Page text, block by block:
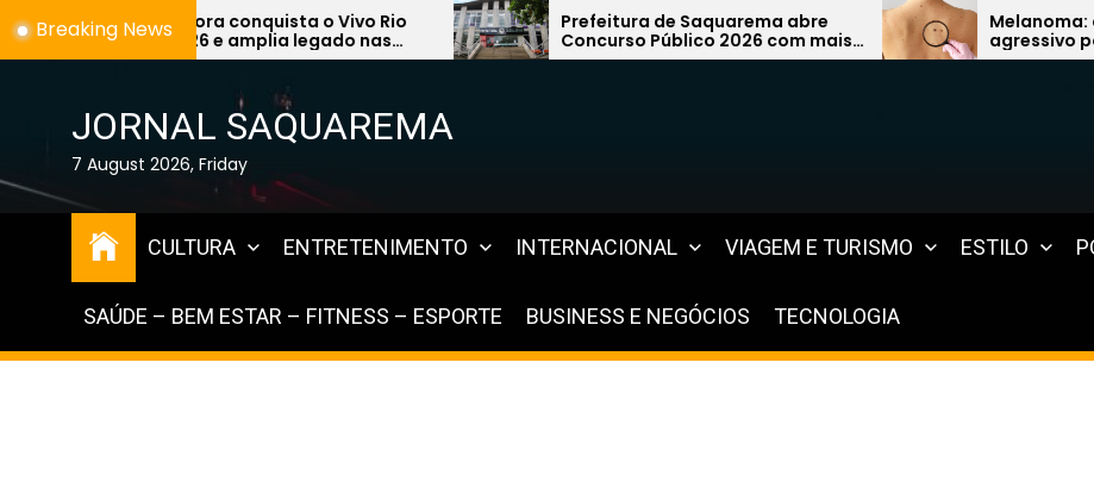
to
Breaking News
o Vivo Rio
legado nas
Prefeitura de Saquarema abre
Concurso Público 2026 com mais
de 1,2 mil vagas na área da
Melanoma: câncer de pele mais
agressivo pode surgir de uma
simples pinta e preocupa
JORNAL SAQUAREMA
7 August 2026, Friday
CULTURA ENTRETENIMENTO INTERNACIONAL VIAGEM E TURISMO ESTILO
SAÚDE – BEM ESTAR – FITNESS – ESPORTE BUSINESS E NEGÓCIOS TECNOLOGIA